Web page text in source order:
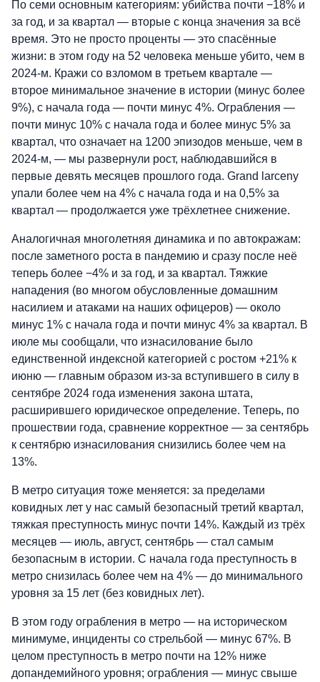
По семи основным категориям: убийства почти −18% и
за год, и за квартал — вторые с конца значения за всё
время. Это не просто проценты — это спасённые
жизни: в этом году на 52 человека меньше убито, чем в
2024-м. Кражи со взломом в третьем квартале —
второе минимальное значение в истории (минус более
9%), с начала года — почти минус 4%. Ограбления —
почти минус 10% с начала года и более минус 5% за
квартал, что означает на 1200 эпизодов меньше, чем в
2024-м, — мы развернули рост, наблюдавшийся в
первые девять месяцев прошлого года. Grand larceny
упали более чем на 4% с начала года и на 0,5% за
квартал — продолжается уже трёхлетнее снижение.
Аналогичная многолетняя динамика и по автокражам:
после заметного роста в пандемию и сразу после неё
теперь более −4% и за год, и за квартал. Тяжкие
нападения (во многом обусловленные домашним
насилием и атаками на наших офицеров) — около
минус 1% с начала года и почти минус 4% за квартал. В
июле мы сообщали, что изнасилование было
единственной индексной категорией с ростом +21% к
июню — главным образом из-за вступившего в силу в
сентябре 2024 года изменения закона штата,
расширившего юридическое определение. Теперь, по
прошествии года, сравнение корректное — за сентябрь
к сентябрю изнасилования снизились более чем на
13%.
В метро ситуация тоже меняется: за пределами
ковидных лет у нас самый безопасный третий квартал,
тяжкая преступность минус почти 14%. Каждый из трёх
месяцев — июль, август, сентябрь — стал самым
безопасным в истории. С начала года преступность в
метро снизилась более чем на 4% — до минимального
уровня за 15 лет (без ковидных лет).
В этом году ограбления в метро — на историческом
минимуме, инциденты со стрельбой — минус 67%. В
целом преступность в метро почти на 12% ниже
допандемийного уровня; ограбления — минус свыше